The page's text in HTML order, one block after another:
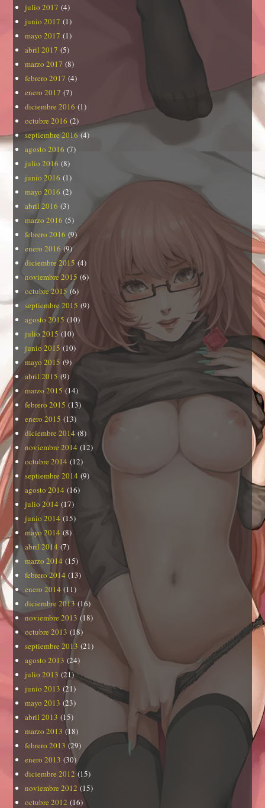
julio 2017 (4)
junio 2017 (1)
mayo 2017 (1)
abril 2017 (5)
marzo 2017 (8)
febrero 2017 (4)
enero 2017 (7)
diciembre 2016 (1)
octubre 2016 (2)
septiembre 2016 (4)
agosto 2016 (7)
julio 2016 (8)
junio 2016 (1)
mayo 2016 (2)
abril 2016 (3)
marzo 2016 (5)
febrero 2016 (9)
enero 2016(9)
diciembre 2015 (4)
noviembre 2015 (6)
octubre 2015 (6)
septiembre 2015 (9)
agosto 2015 (10)
julio 2015 (10)
junio 2015 (10)
mayo 2015 (9)
abril 2015 (9)
marzo 2015 (14)
febrero 2015 (13)
enero 2015 (13)
diciembre 2014 (8)
noviembre 2014 (12)
octubre 2014 (12)
septiembre 2014 (9)
agosto 2014 (16)
julio 2014 (17)
junio 2014 (15)
mayo 2014 (8)
abril 2014 (7)
marzo 2014 (15)
febrero 2014 (13)
enero 2014 (11)
diciembre 2013 (16)
noviembre 2013 (18)
octubre 2013 (18)
septiembre 2013 (21)
agosto 2013 (24)
julio 2013 (21)
junio 2013 (21)
mayo 2013 (23)
abril 2013 (15)
marzo 2013 (18)
febrero 2013 (29)
enero 2013 (30)
diciembre 2012 (15)
noviembre 2012 (15)
octubre 2012 (16)